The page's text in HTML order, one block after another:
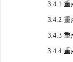
3.4.1 重点企
3.4.2 重点企
3.4.3 重点企
3.4.4 重点企